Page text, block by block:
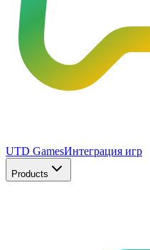
UTD GamesИнтеграция игр
Products